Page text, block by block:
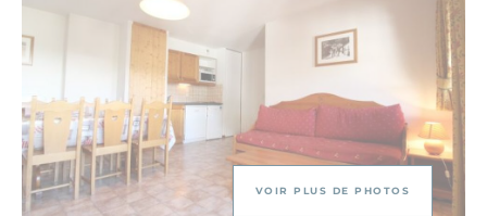
VOIR PLUS DE PHOTOS